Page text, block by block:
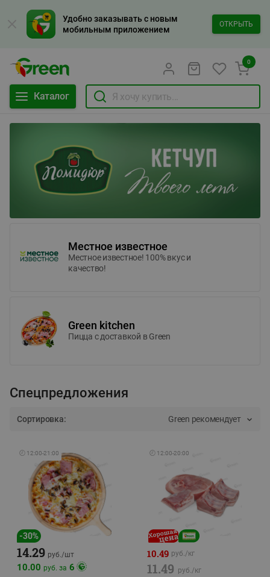
Удобно заказывать с новым
мобильным приложением
ОТКРЫТЬ
Каталог
0
Местное известное
Местное известное! 100% вкус и
качество!
Green kitchen
Пицца c доставкой в Green
Спецпредложения
Сортировка: Green рекомендует
🕘 12:00-21:00
-30%
14.29 руб./шт
10.00 руб. за 6
🕘 12:00-20:00
10.49 руб./кг
11.49 руб./кг